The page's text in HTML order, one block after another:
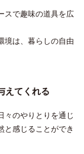
スで趣味の道具を広
境は、暮らしの自由
えてくれる
々のやりとりを通じ
と感じることができ